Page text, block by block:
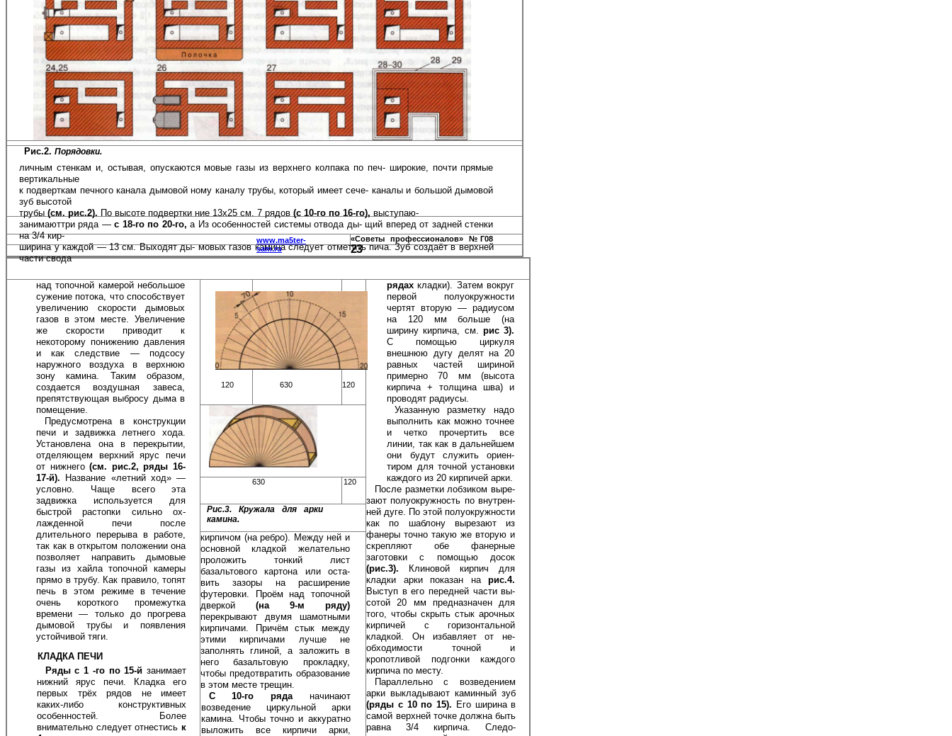
Рис.2. Порядовки.
личным стенкам и, остывая, опускаются мовые газы из верхнего колпака по печ- широкие, почти прямые
вертикальные
к подверткам печного канала дымовой ному каналу трубы, который имеет сече- каналы и большой дымовой
зуб высотой
трубы (см. рис.2). По высоте подвертки ние 13x25 см. 7 рядов (с 10-го по 16-го), выступаю-
занимаюттри ряда —с 18-го по 20-го,а Из особенностей системы отвода ды- щий вперед от задней стенки
на 3/4 кир-
ширина у каждой — 13 см. Выходят ды- мовых газов камина следует отметить пича. Зуб создаёт в верхней
части свода
www.ma5ter-
sam.ru
«Советы профессионалов» №Г08
23
над топочной камерой небольшое
суже­ние потока, что способствует
увеличе­нию скорости дымовых
газов в этом мес­те. Увеличение
же скорости приводит к
некоторому понижению давления
и как следствие — подсосу
наружного воздуха в верхнюю
зону камина. Таким образом,
создается воздушная завеса,
препятст­вующая выбросу дыма в
помещение.
Предусмотрена в конструкции
печи и задвижка летнего хода.
Установлена она в перекрытии,
отделяющем верхний ярус печи
от нижнего(см. рис.2, ряды 16-
17-й).
Название «летний ход» —
ус­ловно. Чаще всего эта
задвижка исполь­зуется для
быстрой растопки сильно ох­
лажденной печи после
длительного пе­рерыва в работе,
так как в открытом по­ложении она
позволяет направить дымо­вые
газы из хайла топочной камеры
пря­мо в трубу. Как правило, топят
печь в этом режиме в течение
очень короткого промежутка
времени — только до про­грева
дымовой трубы и появления
устой­чивой тяги.
КЛАДКА ПЕЧИ
Ряды с 1 -го по 15-йзанимает
нижний ярус печи. Кладка его
первых трёх рядов не имеет
каких-либо конструктивных
особенностей. Более
внимательно сле­дует отнестиськ
120 630 120
рядахкладки). Затем вокруг
пер­вой полуокружности
чертят вторую — радиусом
на 120 мм больше (на
ширину кирпича, см. рис 3).
С по­мощью циркуля
внешнюю дугу де­лят на 20
равных частей шириной
примерно 70 мм (высота
кирпича + толщина шва) и
проводят радиусы.
Указанную разметку надо
выпол­нить как можно точнее
и четко про­чертить все
линии, так как в даль­нейшем
они будут служить ориен­
тиром для точной установки
каждо­го из 20 кирпичей арки.
После разметки лобзиком выре­
зают полуокружность по внутрен­
ней дуге. По этой полуокружности
как по шаблону вырезают из
фане­ры точно такую же вторую и
скреп­ляют обе фанерные
заготовки с помощью досок
(рис.3).
Клиновой кирпич для
кладки арки показан нарис.4.
Выступ в его передней части вы­
сотой 20 мм предназначен для
того, что­бы скрыть стык арочных
кирпичей с гори­зонтальной
кладкой. Он избавляет от не­
обходимости точной и
кропотливой под­гонки каждого
кирпича по месту.
Параллельно с возведением
арки вы­кладывают каминный зуб
(ряды с 10 по 15). Его ширина в
самой верхней точке должна быть
равна 3/4 кирпича. Следо­
630 120
Рис.3. Кружала для арки
камина.
кирпичом (на ребро). Между ней и
основ­ной кладкой желательно
проложить тон­кий лист
базальтового картона или оста­
вить зазоры на расширение
футеровки. Проём над топочной
дверкой (на 9-м ря­ду)
перекрывают двумя шамотными
кир­пичами. Причём стык между
этими кир­пичами лучше не
заполнять глиной, а за­ложить в
него базальтовую прокладку,
чтобы предотвратить образование
в этом месте трещин.
С 10-го ряда начинают
возведение циркульной арки
камина. Чтобы точно и аккуратно
выложить все кирпичи арки,